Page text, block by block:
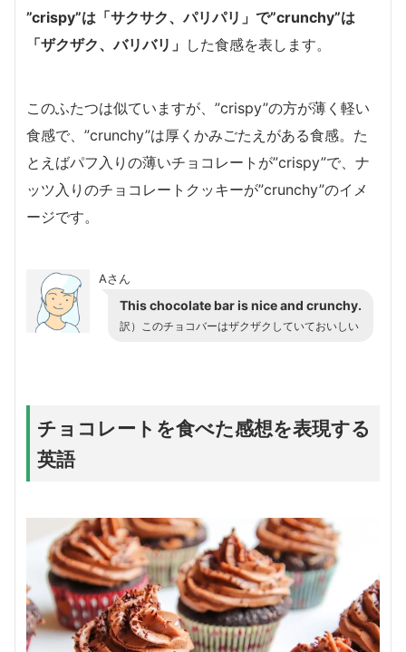
”crispy”は「サクサク、パリパリ」で”crunchy”は
「ザクザク、バリバリ」 した食感を表します。
このふたつは似ていますが、”crispy”の方が薄く軽い
食感で、”crunchy”は厚くかみごたえがある食感。た
とえばパフ入りの薄いチョコレートが”crispy”で、ナ
ッツ入りのチョコレートクッキーが”crunchy”のイメ
ージです。
Aさん
This chocolate bar is nice and crunchy.
訳） このチョコバーはザクザクしていておいしい
チョコレートを食べた感想を表現する
英語